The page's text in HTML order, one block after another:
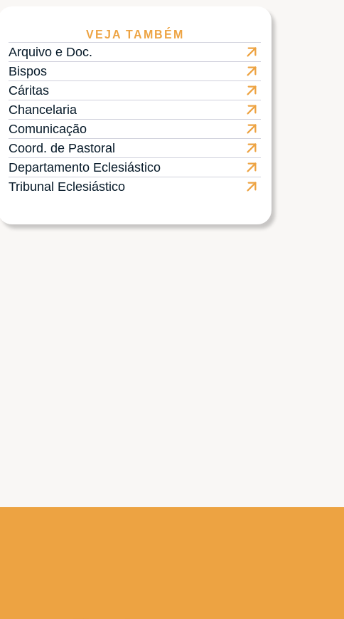
VEJA TAMBÉM
Arquivo e Doc.
Bispos
Cáritas
Chancelaria
Comunicação
Coord. de Pastoral
Departamento Eclesiástico
Tribunal Eclesiástico